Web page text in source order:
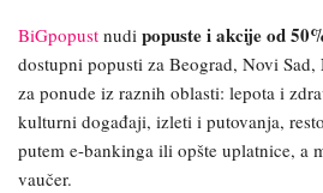
BiGpopust nudi popuste i akcije od
dostupni popusti za Beograd, Novi Sad,
za ponude iz raznih oblasti: lepota i
kulturni događaji, izleti i putovanja,
putem e-bankinga ili opšte uplatnice, a
vaučer.